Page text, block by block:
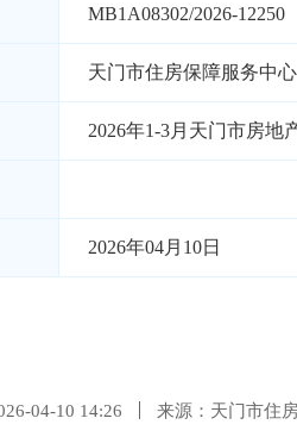
MB1A08302/2026-12250
天门市住房保障服务中心
2026年1-3月天门市房地
2026年04月10日
04-10 14:26 来源：天门市住